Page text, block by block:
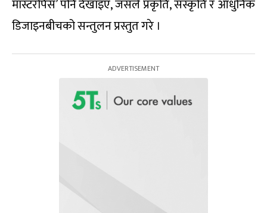
मास्टरपिस’ पनि देखाइए, जसले प्रकृति, संस्कृति र आधुनिक
डिजाइनबीचको सन्तुलन प्रस्तुत गरे ।